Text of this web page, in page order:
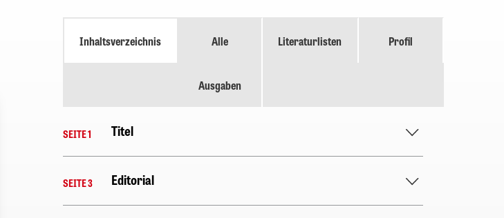
Inhaltsverzeichnis Alle
Ausgaben
Literaturlisten Profil
SEITE 1 Titel
SEITE 3 Editorial